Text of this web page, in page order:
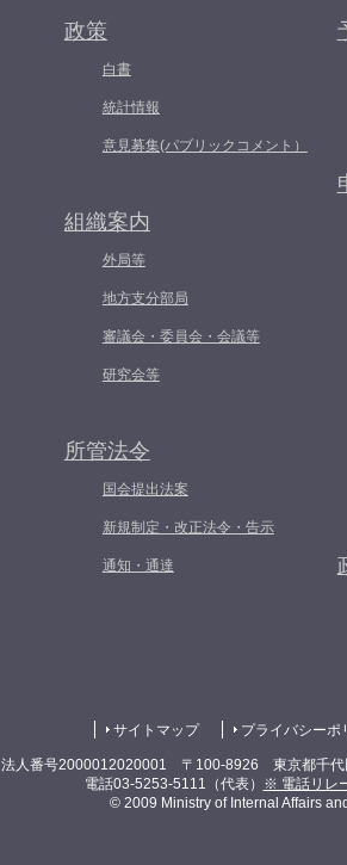
政策
白書
統計情報
意見募集(パブリックコメント）
組織案内
外局等
地方支分部局
審議会・委員会・会議等
研究会等
所管法令
国会提出法案
新規制定・改正法令・告示
通知・通達
サイトマップ プライバシーポ
法人番号2000012020001 〒100-8926 東京都千代
電話03-5253-5111（代表）
※ 電話リレ
© 2009 Ministry of Internal Affairs